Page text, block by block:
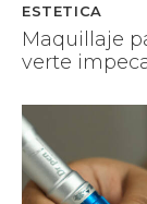
ESTETICA
Maquillaje
verte